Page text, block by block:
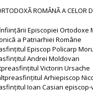
ROMÂNÃ A CELOR
Episcopiei Ortodoxe
a Patriarhiei Române
Episcop Policarp
Andrei Moldovan
Victorin Ursache
Arhiepiscop
Ioan Casian episcop-